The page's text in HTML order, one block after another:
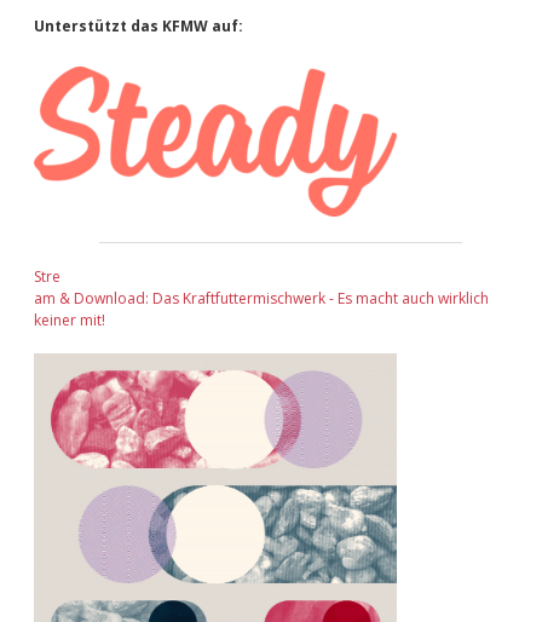
Sidebar
Unterstützt das KFMW auf:
Stre
am & Download: Das Kraftfuttermischwerk - Es macht auch wirklich
keiner mit!